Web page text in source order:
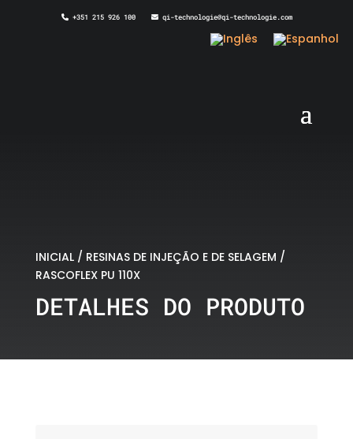
+351 215 926 100 qi-technologie@qi-technologie.com
INICIAL/ RESINAS DE INJEÇÃO E DE SELAGEM /
RASCOFLEX PU 110X
DETALHES DO PRODUTO